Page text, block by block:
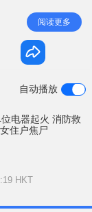
e
相信是插住拖
石(82岁)女
剂，死者死
席周女士表
阅读更多
自动播放
电器起火 消防救
住户焦尸
HKT